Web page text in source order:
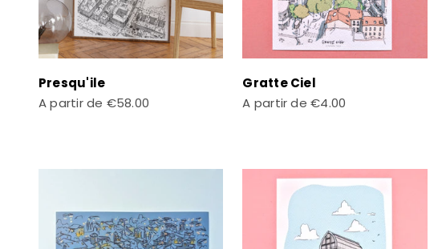
Presqu'ile
Prix de vente
A partir de €58.00
Gratte Ciel
Prix de vente
A partir de€4.00